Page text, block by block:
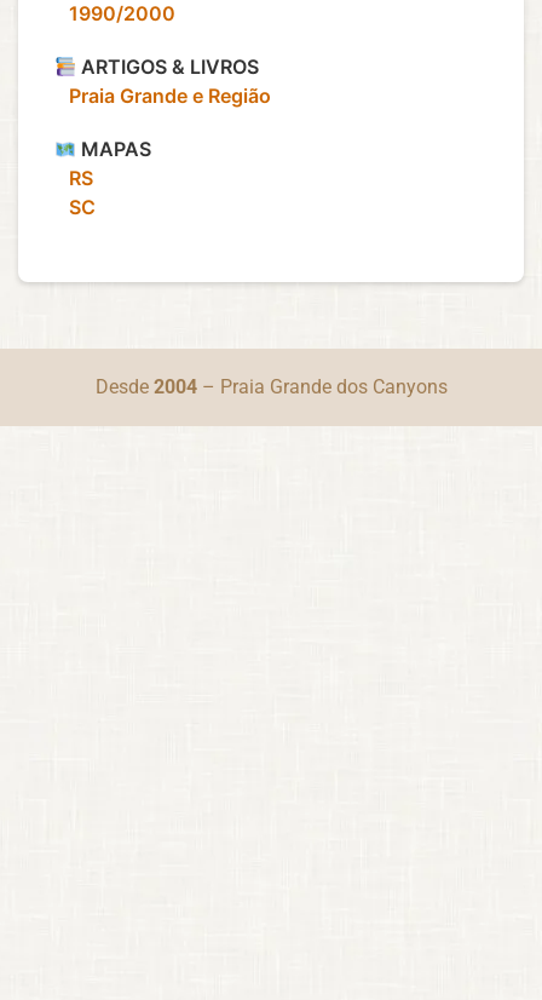
‎ ‎ ‎ 1990/2000
ARTIGOS & LIVROS
‎ ‎ ‎ Praia Grande e Região
MAPAS
‎ ‎ ‎ RS
‎ ‎ ‎ SC
Desde 2004– Praia Grande dos Canyons